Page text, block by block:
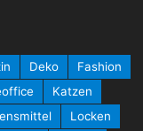
Deko
Fashion
Katzen
Locken